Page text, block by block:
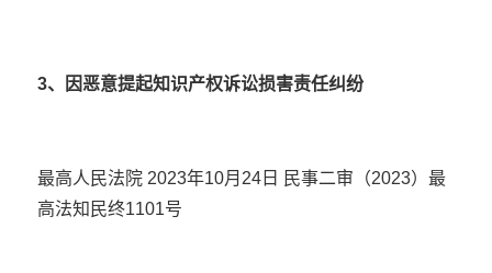
3、因恶意提起知识产权诉讼损害责任纠纷
最高人民法院 2023年10月24日 民事二审（2023）最
高法知民终1101号